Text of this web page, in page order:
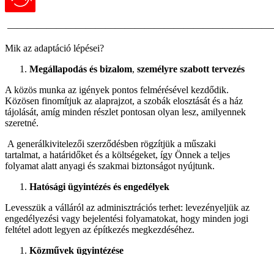
Mik az adaptáció lépései?
Megállapodás és bizalom, személyre szabott tervezés
A közös munka az igények pontos felmérésével kezdődik.
Közösen finomítjuk az alaprajzot, a szobák elosztását és a ház
tájolását, amíg minden részlet pontosan olyan lesz, amilyennek
szeretné.
A generálkivitelezői szerződésben rögzítjük a műszaki
tartalmat, a határidőket és a költségeket, így Önnek a teljes
folyamat alatt anyagi és szakmai biztonságot nyújtunk.
Hatósági ügyintézés és engedélyek
Levesszük a válláról az adminisztrációs terhet: levezényeljük az
engedélyezési vagy bejelentési folyamatokat, hogy minden jogi
feltétel adott legyen az építkezés megkezdéséhez.
Közművek ügyintézése